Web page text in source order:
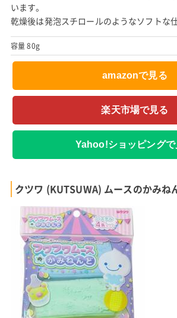
います。
乾燥後は発泡スチロールのようなソフトな
容量 80g
amazonで見る
楽天市場で見る
Yahoo!ショッピングで
クツワ (KUTSUWA) ムースのかみね